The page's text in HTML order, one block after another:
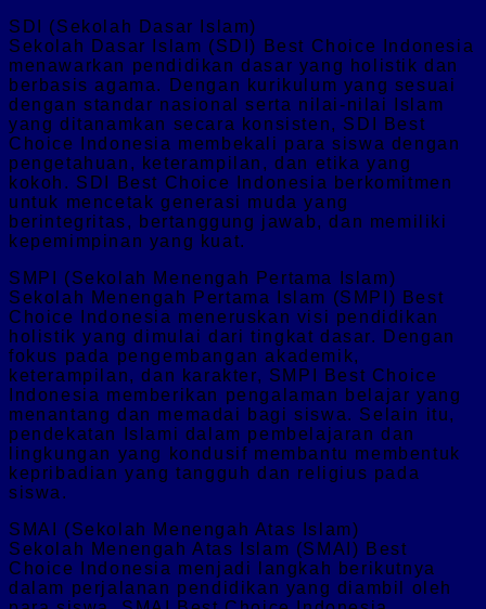
SDI (Sekolah Dasar Islam)
Sekolah Dasar Islam (SDI) Best Choice Indonesia
menawarkan pendidikan dasar yang holistik dan
berbasis agama. Dengan kurikulum yang sesuai
dengan standar nasional serta nilai-nilai Islam
yang ditanamkan secara konsisten, SDI Best
Choice Indonesia membekali para siswa dengan
pengetahuan, keterampilan, dan etika yang
kokoh. SDI Best Choice Indonesia berkomitmen
untuk mencetak generasi muda yang
berintegritas, bertanggung jawab, dan memiliki
kepemimpinan yang kuat.
SMPI (Sekolah Menengah Pertama Islam)
Sekolah Menengah Pertama Islam (SMPI) Best
Choice Indonesia meneruskan visi pendidikan
holistik yang dimulai dari tingkat dasar. Dengan
fokus pada pengembangan akademik,
keterampilan, dan karakter, SMPI Best Choice
Indonesia memberikan pengalaman belajar yang
menantang dan memadai bagi siswa. Selain itu,
pendekatan Islami dalam pembelajaran dan
lingkungan yang kondusif membantu membentuk
kepribadian yang tangguh dan religius pada
siswa.
SMAI (Sekolah Menengah Atas Islam)
Sekolah Menengah Atas Islam (SMAI) Best
Choice Indonesia menjadi langkah berikutnya
dalam perjalanan pendidikan yang diambil oleh